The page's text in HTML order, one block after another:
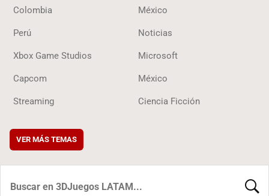
Colombia México
Perú Noticias
Xbox Game Studios Microsoft
Capcom México
Streaming Ciencia Ficción
VER MÁS TEMAS